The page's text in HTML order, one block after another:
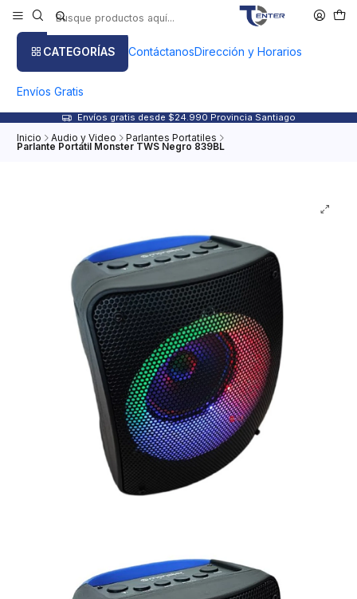
CATEGORÍAS ContáctanosDirección y Horarios
Envíos Gratis
Envíos gratis desde $24.990 Provincia Santiago
Inicio Audio y Video Parlantes Portatiles
Parlante Portatil Monster TWS Negro 839BL